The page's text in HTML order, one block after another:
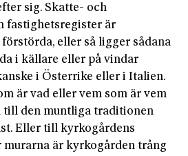
sig. Skatte- och
fastighetsregister är
eller så ligger sådana
i källare eller på vindar
i Österrike eller i Italien.
är vad eller vem som är vem
den muntliga traditionen
Eller till kyrkogårdens
murarna är kyrkogården trång